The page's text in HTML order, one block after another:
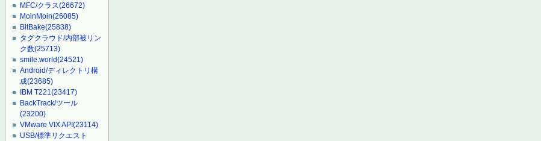
MFC/クラス(26672)
MoinMoin(26085)
BitBake(25838)
タグクラウド/内部被リン
ク数(25713)
smile.world(24521)
Android/ディレクトリ構
成(23685)
IBM T221(23417)
BackTrack/ツール
(23200)
VMware VIX API(23114)
USB/標準リクエスト